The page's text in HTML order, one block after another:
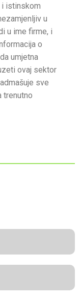
i istinskom
u
u ime firme, i
o
umjetna
ovaj sektor
sve
trenutno